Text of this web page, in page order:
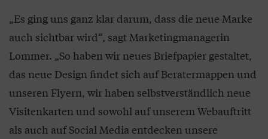
„Es ging uns ganz klar darum, dass die neue Marke
auch sichtbar wird“, sagt Marketingmanagerin
Lommer. „So haben wir neues Briefpapier gestaltet,
das neue Design findet sich auf Beratermappen und
unseren Flyern, wir haben selbstverständlich neue
Visitenkarten und sowohl auf unserem Webauftritt
als auch auf Social Media entdecken unsere